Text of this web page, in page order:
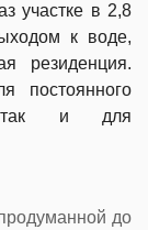
участке в 2,8
к воде,
резиденция.
постоянного
так и для
до